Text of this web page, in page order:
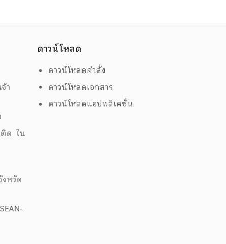
า
ติด ใน
หวัด
ดาวน์โหลด
ดาวน์โหลดคำสั่ง
ดาวน์โหลดเอกสาร
ดาวน์โหลดแอปพลิเคชั่น